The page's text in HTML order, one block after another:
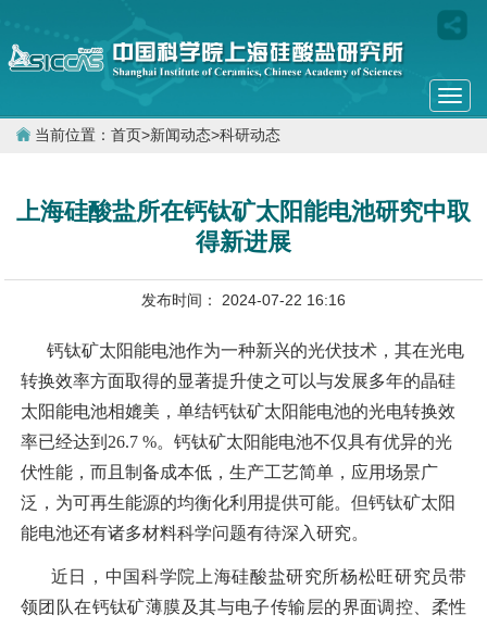
当前位置： 首页>新闻动态>科研动态
上海硅酸盐所在钙钛矿太阳能电池研究中取
得新进展
发布时间： 2024-07-22 16:16
钙钛矿太阳能电池作为一种新兴的光伏技术，其在光电
转换效率方面取得的显著提升使之可以与发展多年的晶硅
太阳能电池相媲美，单结钙钛矿太阳能电池的光电转换效
率已经达到26.7 %。钙钛矿太阳能电池不仅具有优异的光
伏性能，而且制备成本低，生产工艺简单，应用场景广
泛，为可再生能源的均衡化利用提供可能。但钙钛矿太阳
能电池还有诸多材料科学问题有待深入研究。
近日，中国科学院上海硅酸盐研究所杨松旺研究员带
领团队在钙钛矿薄膜及其与电子传输层的界面调控、柔性